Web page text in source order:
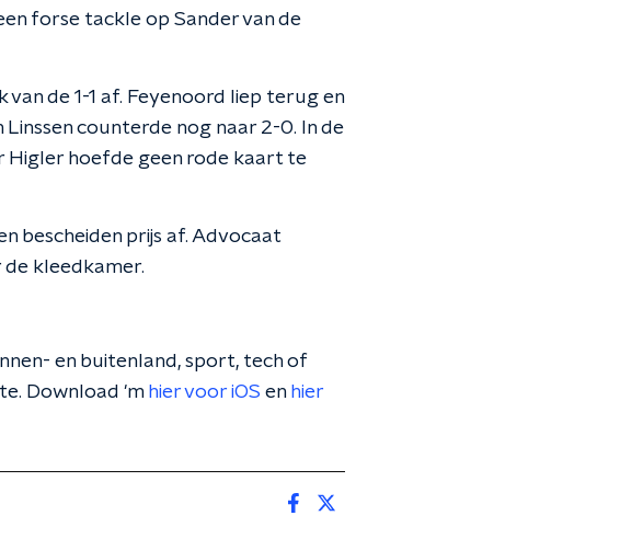
forse tackle op Sander van de
de 1-1 af. Feyenoord liep terug en
counterde nog naar 2-0. In de
Higler hoefde geen rode kaart te
bescheiden prijs af. Advocaat
kleedkamer.
en buitenland, sport, tech of
Download 'm hier voor iOS en hier